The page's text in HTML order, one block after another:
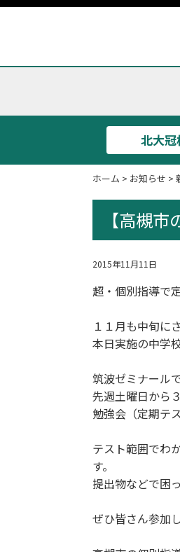
北大冠
ホーム > お知らせ >
【高槻
2015年11月11日
超・個別指導で
１１月も中旬に
本日実施の中学
筑波ゼミナールで
先週土曜日から
勉強会（定期テ
テスト範囲でわ
す。
提出物などで困
ぜひ皆さん参加